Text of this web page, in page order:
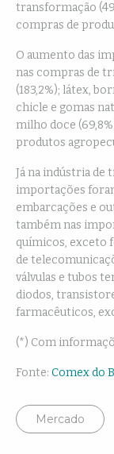
transformação
compras de
O aumento das
nas compras de
(183,2%); látex,
chicle e gomas
milho doce
produtos
Já na indústria de
importações
embarcações e
também nas
químicos, exceto
de
válvulas e tubos
diodos,
farmacêuticos,
(*) Com
Fonte: Comex do
Mercado